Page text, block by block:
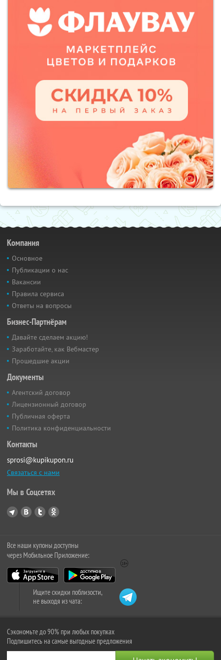
Компания
Основное
Публикации о нас
Вакансии
Правила сервиса
Ответы на вопросы
Бизнес-Партнёрам
Давайте сделаем акцию!
Заработайте, как Вебмастер
Прошедшие акции
Документы
Агентский договор
Лицензионный договор
Публичная оферта
Политика конфиденциальности
Контакты
sprosi@kupikupon.ru
Связаться с нами
Мы в Соцсетях
Все наши купоны доступны
через Мобильное Приложение:
Ищите скидки поблизости,
не выходя из чата:
Сэкономьте до 90% при любых покупках
Подпишитесь на самые выгодные предложения